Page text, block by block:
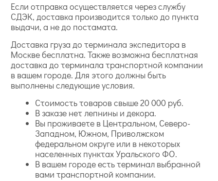
Если отправка осуществляется через службу
СДЭК, доставка производится только до пункта
выдачи, а не до постамата.
Доставка груза до терминала экспедитора в
Москве бесплатна. Также возможна бесплатная
доставка до терминала транспортной компании
в вашем городе. Для этого должны быть
выполнены следующие условия.
Стоимость товаров свыше 20 000 руб.
В заказе нет лепнины и декора.
Вы проживаете в Центральном, Северо-
Западном, Южном, Приволжском
федеральном округе или в некоторых
населенных пунктах Уральского ФО.
В вашем городе есть терминал выбранной
вами транспортной компании.